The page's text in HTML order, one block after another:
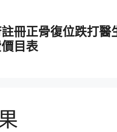
冊正骨復位跌打醫
目表